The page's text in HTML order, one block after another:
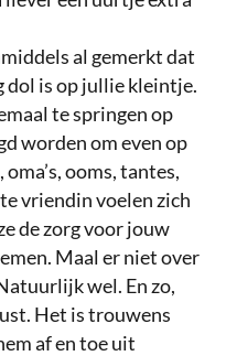
al gemerkt dat
dol is op jullie kleintje.
te springen op
worden om even op
ooms, tantes,
vriendin voelen zich
de zorg voor jouw
Maal er niet over
wel. En zo,
Het is trouwens
af en toe uit